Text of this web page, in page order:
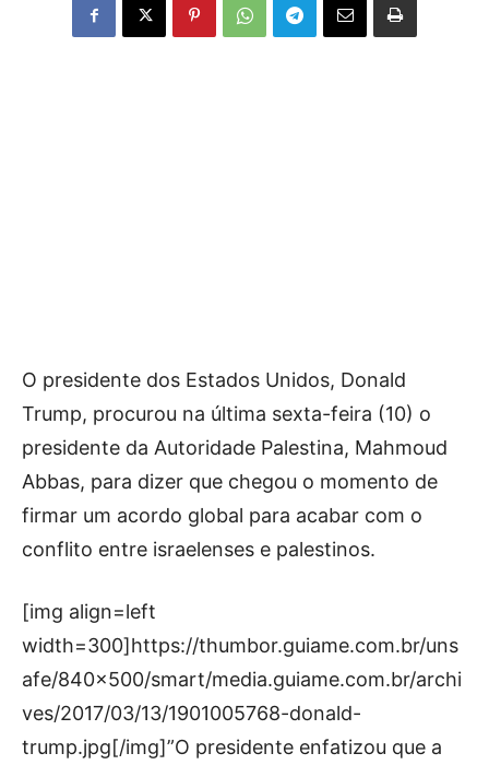
O presidente dos Estados Unidos, Donald
Trump, procurou na última sexta-feira (10) o
presidente da Autoridade Palestina, Mahmoud
Abbas, para dizer que chegou o momento de
firmar um acordo global para acabar com o
conflito entre israelenses e palestinos.
[img align=left
width=300]https://thumbor.guiame.com.br/uns
afe/840×500/smart/media.guiame.com.br/archi
ves/2017/03/13/1901005768-donald-
trump.jpg[/img]”O presidente enfatizou que a